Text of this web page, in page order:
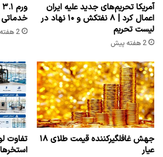
آمریکا تحریم‌های جدید علیه ایران
اعمال کرد | ۸ نفتکش و ۱۰ نهاد در
لیست تحریم
2 هفته پیش
2 هفته پیش
جهش غافلگیرکننده قیمت طلای ۱۸
عیار
تفاوت